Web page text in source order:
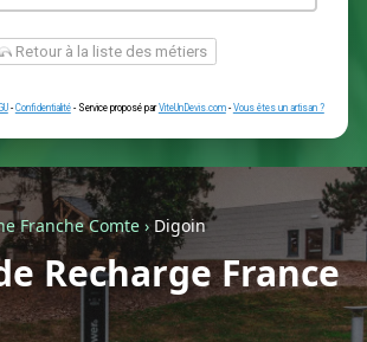
Une simple prise
Je ne sais pas encore
Autre
Retour à la liste des métiers
Franche Comte ›Digoin
Recharge France